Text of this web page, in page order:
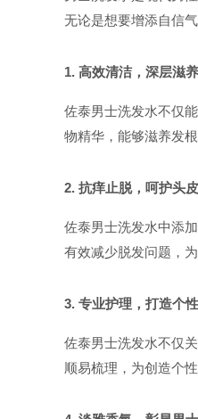
无论是想要增添自信
1. 高效清洁，深层滋养
佐泰男士洗发水不仅
物精华，能够滋养发
2. 抗痒止脱，呵护头
佐泰男士洗发水中添
有效减少脱发问题，
3. 专业护理，打造个
佐泰男士洗发水不仅
顺易梳理，为创造个